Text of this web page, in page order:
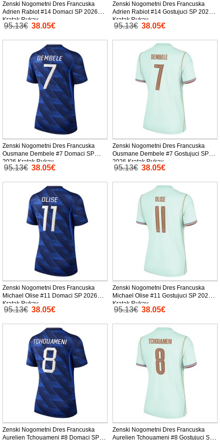
Zenski Nogometni Dres Francuska
Adrien Rabiot #14 Domaci SP 2026
Kratak Rukav
95.13€ 38.05€
Zenski Nogometni Dres Francuska
Adrien Rabiot #14 Gostujuci SP 2026
Kratak Rukav
95.13€ 38.05€
Zenski Nogometni Dres Francuska
Ousmane Dembele #7 Domaci SP
2026 Kratak Rukav
95.13€ 38.05€
Zenski Nogometni Dres Francuska
Ousmane Dembele #7 Gostujuci SP
2026 Kratak Rukav
95.13€ 38.05€
Zenski Nogometni Dres Francuska
Michael Olise #11 Domaci SP 2026
Kratak Rukav
95.13€ 38.05€
Zenski Nogometni Dres Francuska
Michael Olise #11 Gostujuci SP 2026
Kratak Rukav
95.13€ 38.05€
Zenski Nogometni Dres Francuska
Aurelien Tchouameni #8 Domaci SP
Zenski Nogometni Dres Francuska
Aurelien Tchouameni #8 Gostujuci SP